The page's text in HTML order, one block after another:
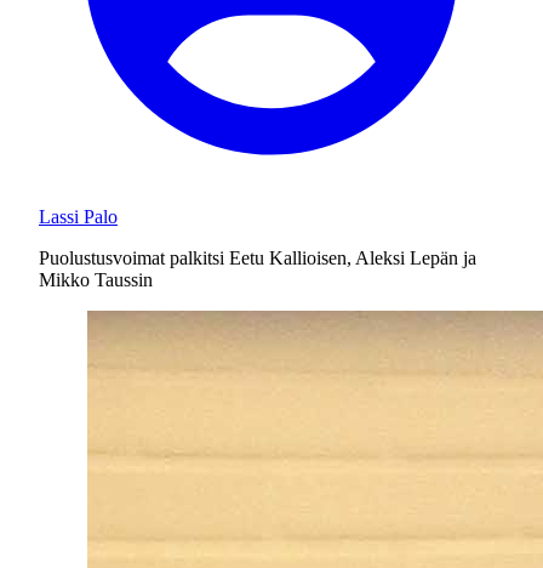
Lassi Palo
Puolustusvoimat palkitsi Eetu Kallioisen, Aleksi Lepän ja
Mikko Taussin